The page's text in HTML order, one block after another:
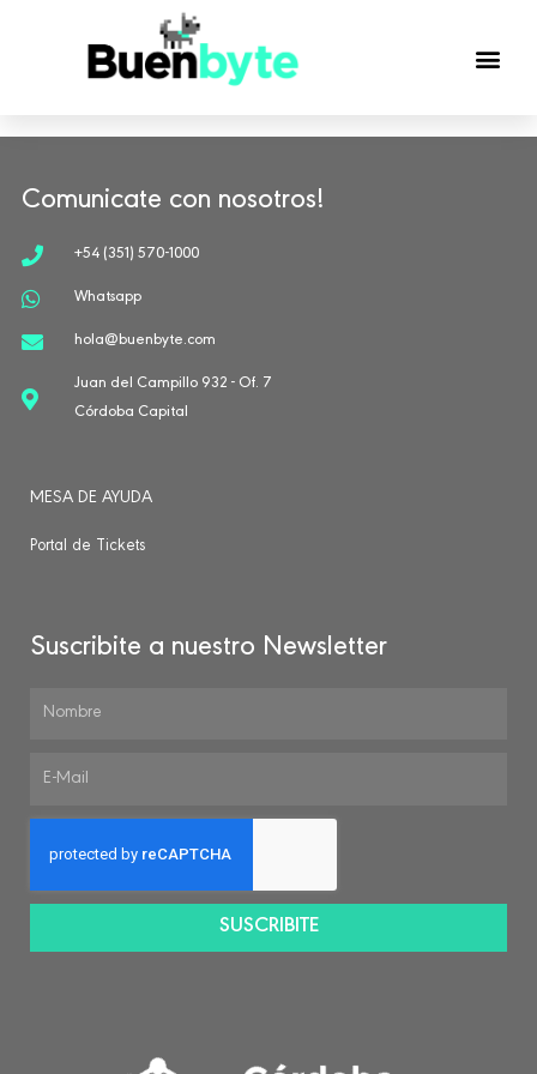
Comunicate con nosotros!
+54 (351) 570-1000
Whatsapp
hola@buenbyte.com
Juan del Campillo 932 - Of. 7
Córdoba Capital
MESA DE AYUDA
Portal de Tickets
Suscribite a nuestro Newsletter
SUSCRIBITE